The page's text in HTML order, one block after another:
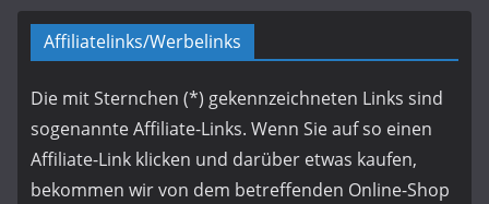
Affiliatelinks/Werbelinks
Die mit Sternchen (*) gekennzeichneten Links sind
sogenannte Affiliate-Links. Wenn Sie auf so einen
Affiliate-Link klicken und darüber etwas kaufen,
bekommen wir von dem betreffenden Online-Shop